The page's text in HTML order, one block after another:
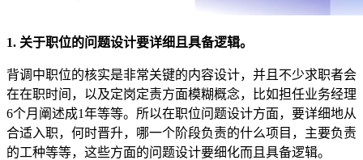
1. 关于职位的问题设计要详细且具备逻辑。
背调中职位的核实是非常关键的内容设计，并且不少求职者会
在在职时间，以及定岗定责方面模糊概念，比如担任业务经理
6个月阐述成1年等等。所以在职位问题设计方面，要详细地从
合适入职，何时晋升，哪一个阶段负责的什么项目，主要负责
的工种等等，这些方面的问题设计要细化而且具备逻辑。